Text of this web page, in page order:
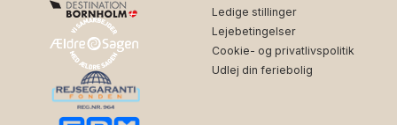
Ledige stillinger
Lejebetingelser
Cookie- og privatlivspolitik
Udlej din feriebolig